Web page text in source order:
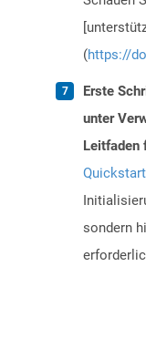
(https://
Erste
unter
Leitfaden
Quickstart
sondern